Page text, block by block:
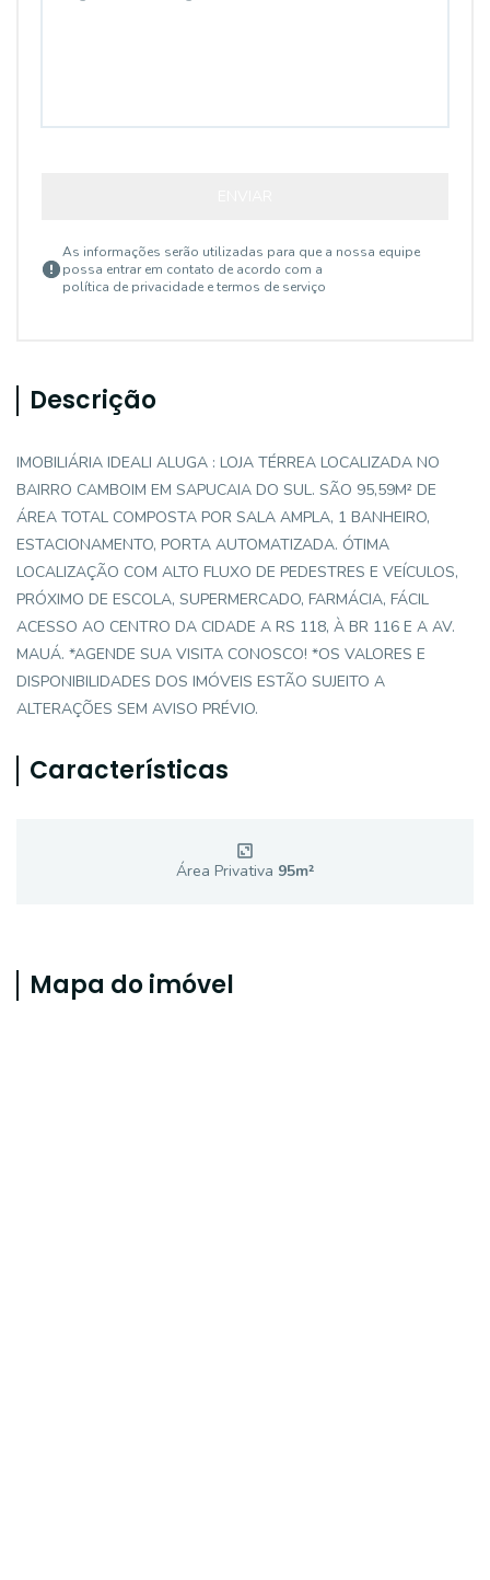
As informações serão utilizadas para que a nossa equipe
possa entrar em contato de acordo com a
política de privacidade e termos de serviço
Descrição
IMOBILIÁRIA IDEALI ALUGA : LOJA TÉRREA LOCALIZADA NO
BAIRRO CAMBOIM EM SAPUCAIA DO SUL. SÃO 95,59M² DE
ÁREA TOTAL COMPOSTA POR SALA AMPLA, 1 BANHEIRO,
ESTACIONAMENTO, PORTA AUTOMATIZADA. ÓTIMA
LOCALIZAÇÃO COM ALTO FLUXO DE PEDESTRES E VEÍCULOS,
PRÓXIMO DE ESCOLA, SUPERMERCADO, FARMÁCIA, FÁCIL
ACESSO AO CENTRO DA CIDADE A RS 118, À BR 116 E A AV.
MAUÁ. *AGENDE SUA VISITA CONOSCO! *OS VALORES E
DISPONIBILIDADES DOS IMÓVEIS ESTÃO SUJEITO A
ALTERAÇÕES SEM AVISO PRÉVIO.
Características
Área Privativa 95m²
Mapa do imóvel